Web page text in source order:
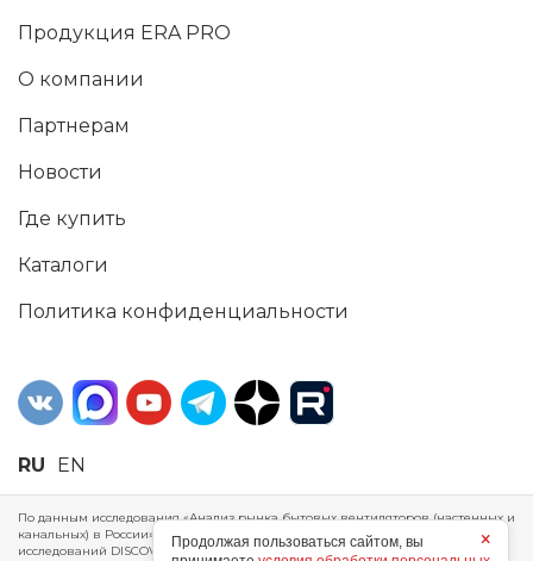
Продукция ERA PRO
О компании
Партнерам
Новости
Где купить
Каталоги
Политика конфиденциальности
RU EN
По данным исследования «Анализ рынка бытовых вентиляторов (настенных и
канальных) в России», проведенного Агентством маркетинговых
исследований DISCOVERY RESEARCH Group, 2025 г. ERA Group (ООО «ЭРА»)
×
Продолжая пользоваться сайтом, вы